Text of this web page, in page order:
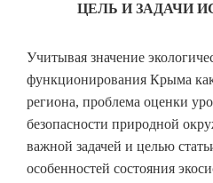
ЦЕЛЬ И ЗАДАЧИ
Учитывая значение
функционирования Крыма
региона, проблема оценки
безопасности природной
важной задачей и целью
особенностей состояния